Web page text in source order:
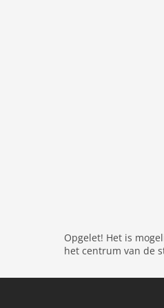
Algemeen:
Algemeen:
gasten),
Opgelet! Het is
het centrum van de